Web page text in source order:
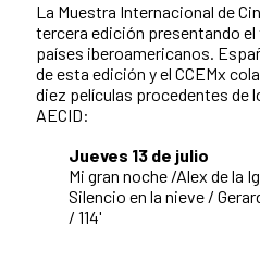
La Muestra Internacional de
tercera edición presentando
países iberoamericanos.
de esta edición y el CCEMx
diez películas procedentes de
AECID:
Jueves 13 de julio
Mi gran noche /Alex de la
Silencio en la nieve /
/ 114'